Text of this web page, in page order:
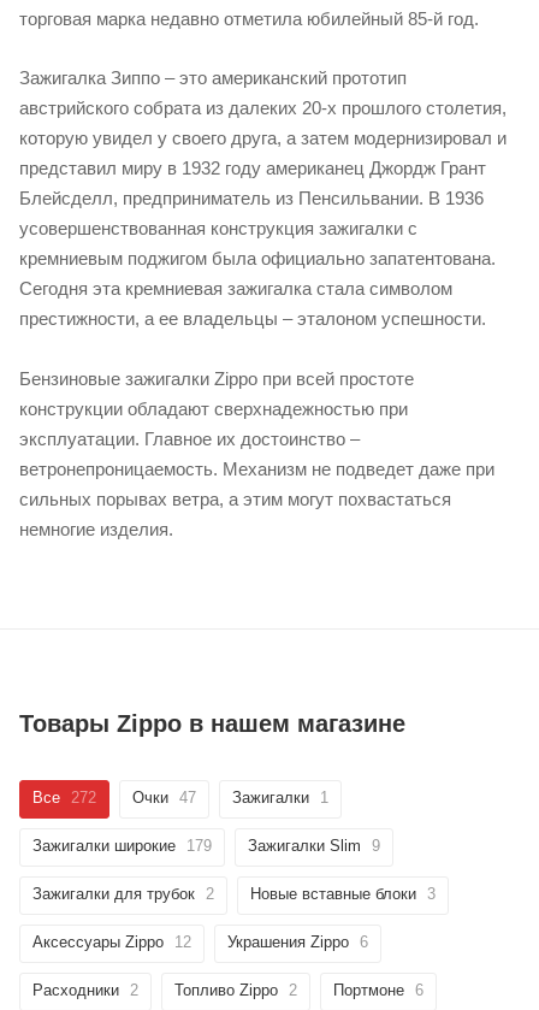
торговая марка недавно отметила юбилейный 85-й год.
Зажигалка Зиппо – это американский прототип
австрийского собрата из далеких 20-х прошлого столетия,
которую увидел у своего друга, а затем модернизировал и
представил миру в 1932 году американец Джордж Грант
Блейсделл, предприниматель из Пенсильвании. В 1936
усовершенствованная конструкция зажигалки с
кремниевым поджигом была официально запатентована.
Сегодня эта кремниевая зажигалка стала символом
престижности, а ее владельцы – эталоном успешности.
Бензиновые зажигалки Zippo при всей простоте
конструкции обладают сверхнадежностью при
эксплуатации. Главное их достоинство –
ветронепроницаемость. Механизм не подведет даже при
сильных порывах ветра, а этим могут похвастаться
немногие изделия.
Товары Zippo в нашем магазине
Все 272 Очки 47 Зажигалки 1
Зажигалки широкие 179 Зажигалки Slim 9
Зажигалки для трубок 2 Новые вставные блоки 3
Аксессуары Zippo 12 Украшения Zippo 6
Расходники 2 Топливо Zippo 2 Портмоне 6